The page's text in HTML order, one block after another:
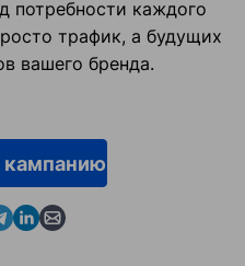
потребности каждого
трафик, а будущих
вашего бренда.
кампанию
in Messenger
us in WhatsApp
us in Telegram
Contact us in Linkedin
Contact us by email